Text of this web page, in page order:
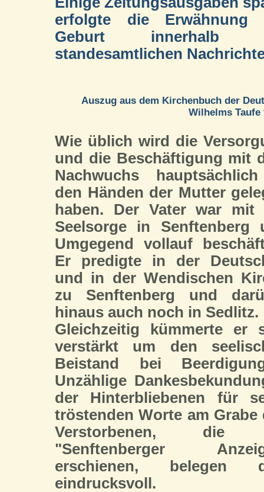
erfolgte die Erwähnung
Geburt innerhalb
standesamtlichen
Auszug aus dem Kirchenbuch der
Wilhelms
Wie üblich wird die
und die Beschäftigung mit
Nachwuchs
den Händen der Mutter
haben. Der Vater war mit
Seelsorge in Senftenberg
Umgegend vollauf
Er predigte in der
und in der Wendischen
zu Senftenberg und
hinaus auch noch in Sedlitz.
Gleichzeitig kümmerte er
verstärkt um den
Beistand bei
Unzählige
der Hinterbliebenen für
tröstenden Worte am Grabe
Verstorbenen, die
"Senftenberger
erschienen, belegen
eindrucksvoll.